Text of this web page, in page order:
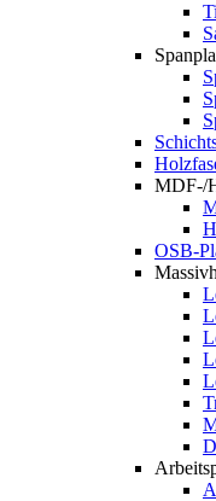
MDF-/
OSB-